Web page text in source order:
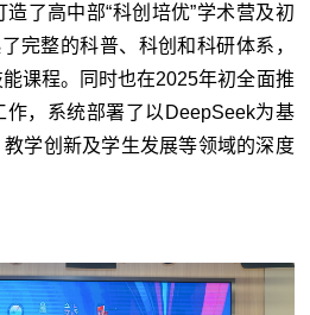
了高中部“科创培优”学术营及初
完整的科普、科创和科研体系，
课程。同时也在2025年初全面推
，系统部署了以DeepSeek为基
学创新及学生发展等领域的深度